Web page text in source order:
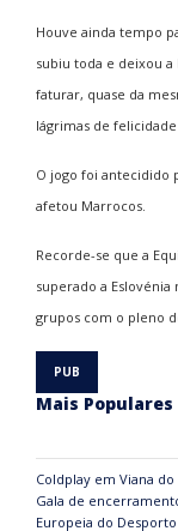
Houve ainda tempo
subiu toda e deixou a
faturar, quase da
lágrimas de
O jogo foi antecidido
afetou Marrocos.
Recorde-se que a
superado a
grupos com o pleno
Mais Populares
Coldplay em Viana do
Gala de
Europeia do Desporto